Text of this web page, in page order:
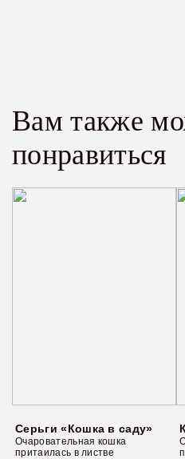
Вам также
понравиться
Серьги «Кошка в саду»
Очаровательная кошка
притаилась в листве